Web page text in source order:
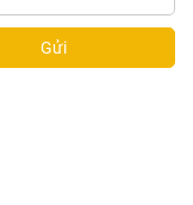
Gửi